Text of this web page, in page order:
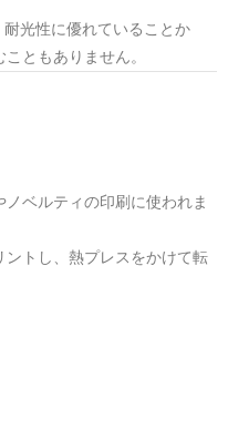
光性に優れていることか
ともありません。
ベルティの印刷に使われま
トし、熱プレスをかけて転